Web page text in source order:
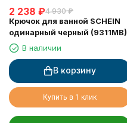
2 238 ₽4 930 ₽
Крючок для ванной SCHEIN
одинарный черный (9311MB)
В наличии
В корзину
Купить в 1 клик